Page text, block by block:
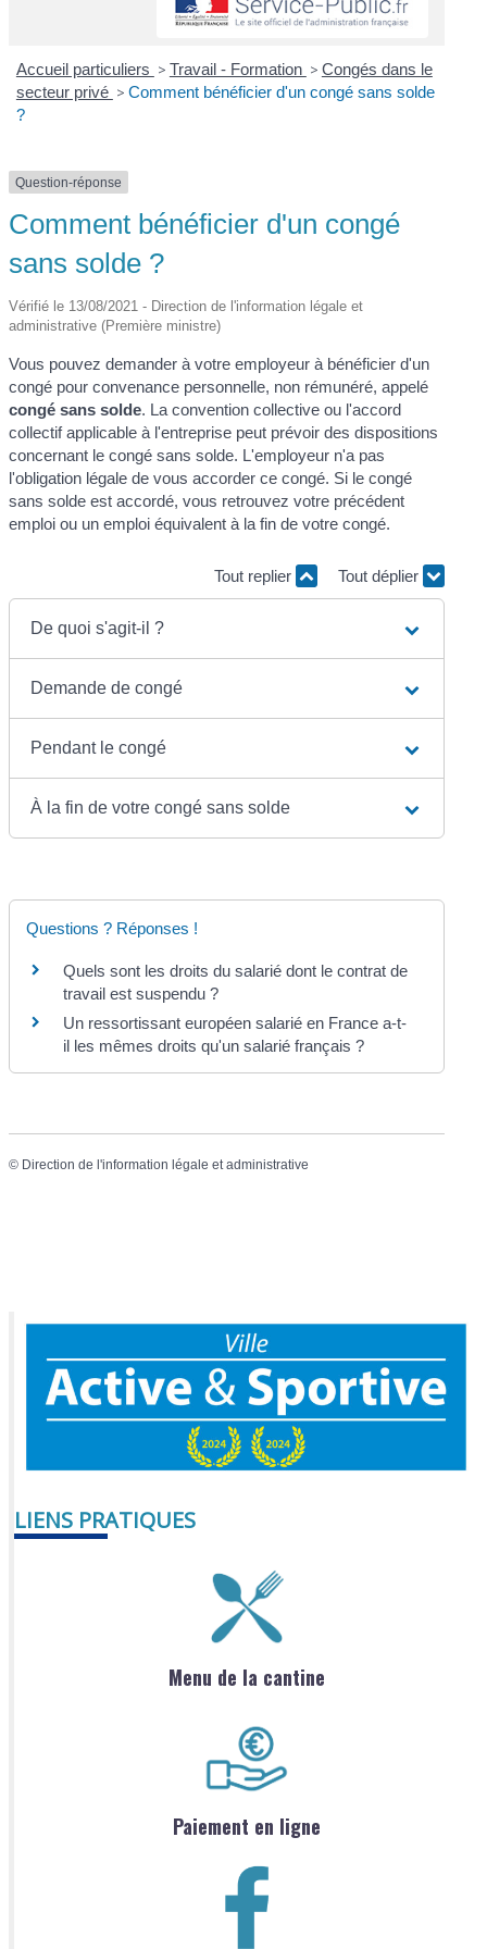
Accueil particuliers > Travail - Formation > Congés dans le
secteur privé > Comment bénéficier d'un congé sans solde
?
Question-réponse
Comment bénéficier d'un congé
sans solde ?
Vérifié le 13/08/2021 - Direction de l'information légale et
administrative (Première ministre)
Vous pouvez demander à votre employeur à bénéficier d'un
congé pour convenance personnelle, non rémunéré, appelé
congé sans solde. La convention collective ou l'accord
collectif applicable à l'entreprise peut prévoir des dispositions
concernant le congé sans solde. L'employeur n'a pas
l'obligation légale de vous accorder ce congé. Si le congé
sans solde est accordé, vous retrouvez votre précédent
emploi ou un emploi équivalent à la fin de votre congé.
Tout replier Tout déplier
De quoi s'agit-il ?
Demande de congé
Pendant le congé
À la fin de votre congé sans solde
Questions ? Réponses !
Quels sont les droits du salarié dont le contrat de
travail est suspendu ?
Un ressortissant européen salarié en France a-t-
il les mêmes droits qu'un salarié français ?
© Direction de l'information légale et administrative
LIENS PRATIQUES
Menu de la cantine
Paiement en ligne